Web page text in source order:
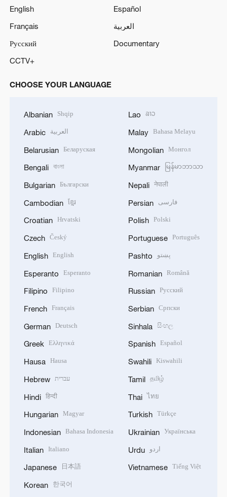
English
Español
Français
العربية
Русский
Documentary
CCTV+
CHOOSE YOUR LANGUAGE
Albanian Shqip
Arabic العربية
Belarusian Беларуская
Bengali বাংলা
Bulgarian Български
Cambodian ខ្មែរ
Croatian Hrvatski
Czech Český
English English
Esperanto Esperanto
Filipino Filipino
French Français
German Deutsch
Greek Ελληνικά
Hausa Hausa
Hebrew עברית
Hindi हिन्दी
Hungarian Magyar
Indonesian Bahasa Indonesia
Italian Italiano
Japanese 日本語
Korean 한국어
Lao ລາວ
Malay Bahasa Melayu
Mongolian Монгол
Myanmar မြန်မာဘာသာ
Nepali नेपाली
Persian فارسی
Polish Polski
Portuguese Português
Pashto پښتو
Romanian Română
Russian Русский
Serbian Српски
Sinhala සිංහල
Spanish Español
Swahili Kiswahili
Tamil தமிழ்
Thai ไทย
Turkish Türkçe
Ukrainian Українська
Urdu اردو
Vietnamese Tiếng Việt